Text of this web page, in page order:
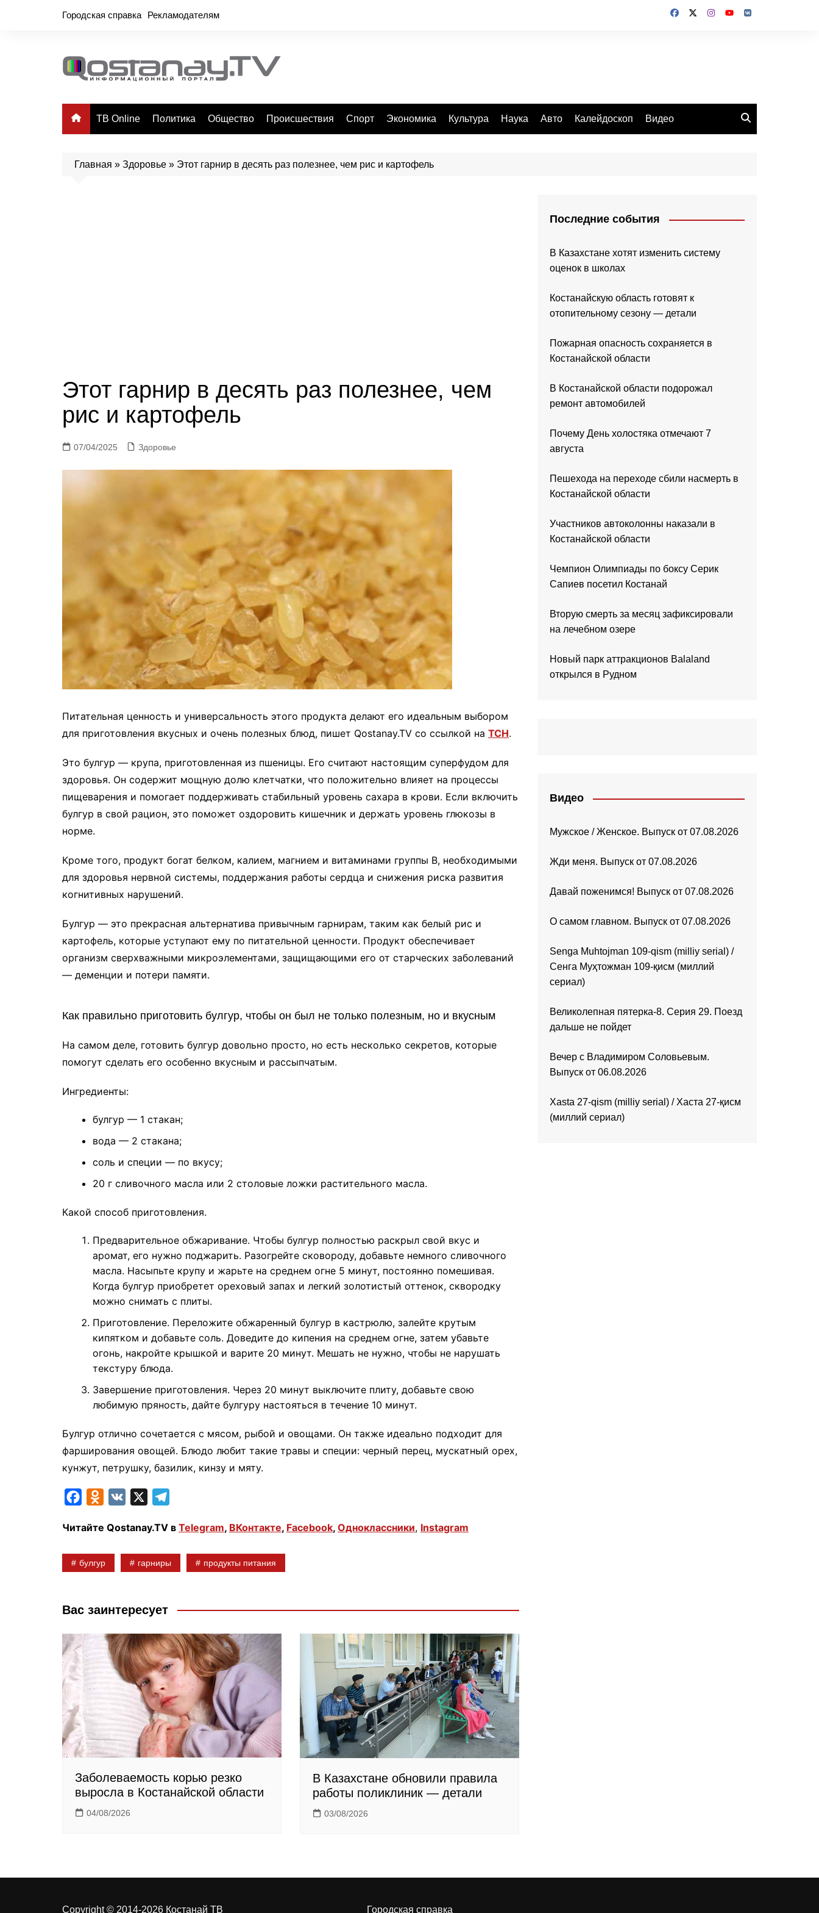
Городская справка Рекламодателям
ТВ Online Политика Общество Происшествия Спорт Экономика Культура Наука Авто Калейдоскоп Видео
Главная » Здоровье » Этот гарнир в десять раз полезнее, чем рис и картофель
Этот гарнир в десять раз полезнее, чем
рис и картофель
07/04/2025 Здоровье
Питательная ценность и универсальность этого продукта делают его идеальным выбором
для приготовления вкусных и очень полезных блюд, пишет Qostanay.TV со ссылкой на ТСН.
Это булгур — крупа, приготовленная из пшеницы. Его считают настоящим суперфудом для
здоровья. Он содержит мощную долю клетчатки, что положительно влияет на процессы
пищеварения и помогает поддерживать стабильный уровень сахара в крови. Если включить
булгур в свой рацион, это поможет оздоровить кишечник и держать уровень глюкозы в
норме.
Кроме того, продукт богат белком, калием, магнием и витаминами группы B, необходимыми
для здоровья нервной системы, поддержания работы сердца и снижения риска развития
когнитивных нарушений.
Булгур — это прекрасная альтернатива привычным гарнирам, таким как белый рис и
картофель, которые уступают ему по питательной ценности. Продукт обеспечивает
организм сверхважными микроэлементами, защищающими его от старческих заболеваний
— деменции и потери памяти.
Как правильно приготовить булгур, чтобы он был не только полезным, но и вкусным
На самом деле, готовить булгур довольно просто, но есть несколько секретов, которые
помогут сделать его особенно вкусным и рассыпчатым.
Ингредиенты:
булгур — 1 стакан;
вода — 2 стакана;
соль и специи — по вкусу;
20 г сливочного масла или 2 столовые ложки растительного масла.
Какой способ приготовления.
Предварительное обжаривание. Чтобы булгур полностью раскрыл свой вкус и
аромат, его нужно поджарить. Разогрейте сковороду, добавьте немного сливочного
масла. Насыпьте крупу и жарьте на среднем огне 5 минут, постоянно помешивая.
Когда булгур приобретет ореховый запах и легкий золотистый оттенок, сквородку
можно снимать с плиты.
Приготовление. Переложите обжаренный булгур в кастрюлю, залейте крутым
кипятком и добавьте соль. Доведите до кипения на среднем огне, затем убавьте
огонь, накройте крышкой и варите 20 минут. Мешать не нужно, чтобы не нарушать
текстуру блюда.
Завершение приготовления. Через 20 минут выключите плиту, добавьте свою
любимую пряность, дайте булгуру настояться в течение 10 минут.
Булгур отлично сочетается с мясом, рыбой и овощами. Он также идеально подходит для
фарширования овощей. Блюдо любит такие травы и специи: черный перец, мускатный орех,
кунжут, петрушку, базилик, кинзу и мяту.
c
b
k
n
k
s
s
n
k
l
g
Читайте Qostanay.TV в Telegram, ВКонтакте, Facebook, Одноклассники, Instagram
булгур гарниры продукты питания
Вас заинтересует
Заболеваемость корью резко
выросла в Костанайской области
04/08/2026
В Казахстане обновили правила
работы поликлиник — детали
03/08/2026
Последние события
В Казахстане хотят изменить систему
оценок в школах
Костанайскую область готовят к
отопительному сезону — детали
Пожарная опасность сохраняется в
Костанайской области
В Костанайской области подорожал
ремонт автомобилей
Почему День холостяка отмечают 7
августа
Пешехода на переходе сбили насмерть в
Костанайской области
Участников автоколонны наказали в
Костанайской области
Чемпион Олимпиады по боксу Серик
Сапиев посетил Костанай
Вторую смерть за месяц зафиксировали
на лечебном озере
Новый парк аттракционов Balaland
открылся в Рудном
Видео
Мужское / Женское. Выпуск от 07.08.2026
Жди меня. Выпуск от 07.08.2026
Давай поженимся! Выпуск от 07.08.2026
О самом главном. Выпуск от 07.08.2026
Senga Muhtojman 109-qism (milliy serial) /
Сенга Муҳтожман 109-қисм (миллий
сериал)
Великолепная пятерка-8. Серия 29. Поезд
дальше не пойдет
Вечер с Владимиром Соловьевым.
Выпуск от 06.08.2026
Xasta 27-qism (milliy serial) / Хаста 27-қисм
(миллий сериал)
Copyright © 2014-2026 Костанай ТВ Городская справка